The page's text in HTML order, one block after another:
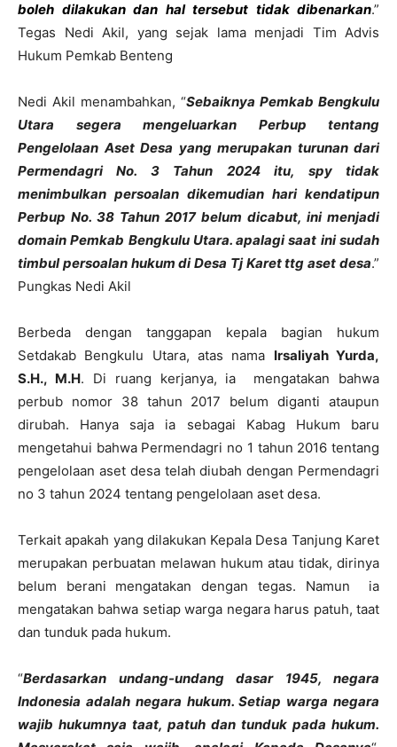
boleh dilakukan dan hal tersebut tidak dibenarkan.”
Tegas Nedi Akil, yang sejak lama menjadi Tim Advis
Hukum Pemkab Benteng
Nedi Akil menambahkan, “Sebaiknya Pemkab Bengkulu
Utara segera mengeluarkan Perbup tentang
Pengelolaan Aset Desa yang merupakan turunan dari
Permendagri No. 3 Tahun 2024 itu, spy tidak
menimbulkan persoalan dikemudian hari kendatipun
Perbup No. 38 Tahun 2017 belum dicabut, ini menjadi
domain Pemkab Bengkulu Utara. apalagi saat ini sudah
timbul persoalan hukum di Desa Tj Karet ttg aset desa.”
Pungkas Nedi Akil
Berbeda dengan tanggapan kepala bagian hukum
Setdakab Bengkulu Utara, atas nama Irsaliyah Yurda,
S.H., M.H. Di ruang kerjanya, ia mengatakan bahwa
perbub nomor 38 tahun 2017 belum diganti ataupun
dirubah. Hanya saja ia sebagai Kabag Hukum baru
mengetahui bahwa Permendagri no 1 tahun 2016 tentang
pengelolaan aset desa telah diubah dengan Permendagri
no 3 tahun 2024 tentang pengelolaan aset desa.
Terkait apakah yang dilakukan Kepala Desa Tanjung Karet
merupakan perbuatan melawan hukum atau tidak, dirinya
belum berani mengatakan dengan tegas. Namun ia
mengatakan bahwa setiap warga negara harus patuh, taat
dan tunduk pada hukum.
“Berdasarkan undang-undang dasar 1945, negara
Indonesia adalah negara hukum. Setiap warga negara
wajib hukumnya taat, patuh dan tunduk pada hukum.